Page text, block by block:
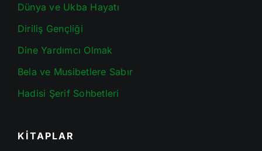
Dünya ve Ukba Hayatı
Diriliş Gençliği
Dine Yardımcı Olmak
Bela ve Musibetlere Sabır
Hadisi Şerif Sohbetleri
KİTAPLAR